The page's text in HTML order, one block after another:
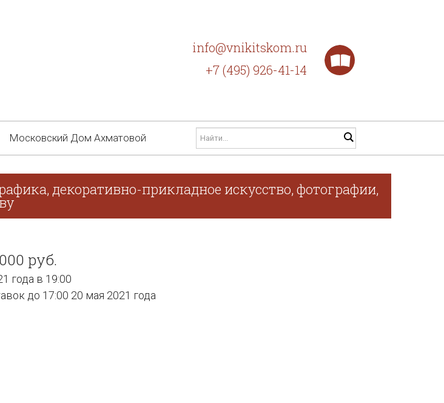
info@vnikitskom.ru
+7 (495) 926-41-14
Московский Дом Ахматовой
декоративно-прикладное искусство, фотографии,
руб.
года в 19:00
до 17:00 20 мая 2021 года